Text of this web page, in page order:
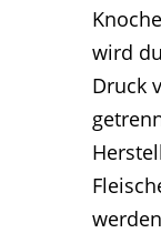
wird
Druck